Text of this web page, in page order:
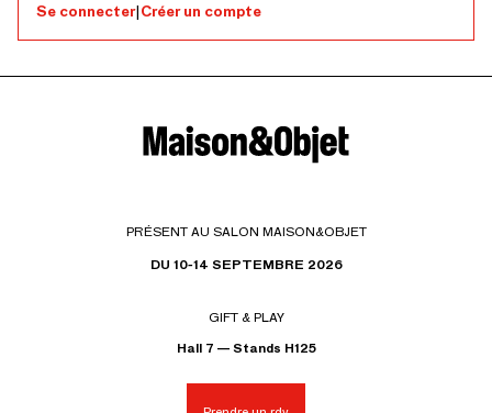
Se connecter|Créer un compte
PRÉSENT AU SALON MAISON&OBJET
DU 10-14 SEPTEMBRE 2026
GIFT & PLAY
Hall 7 — Stands H125